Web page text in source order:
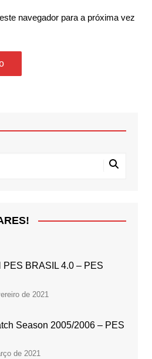
navegador para a próxima vez
PES BRASIL 4.0 – PES
de 2021
Season 2005/2006 – PES
de 2021